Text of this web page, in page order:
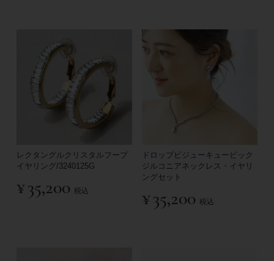
レクタングルクリスタルフープ
イヤリング/3240125G
¥35,200 税込
ドロップビジューキュービック
ジルコニアネックレス・イヤリ
ングセット
¥35,200 税込